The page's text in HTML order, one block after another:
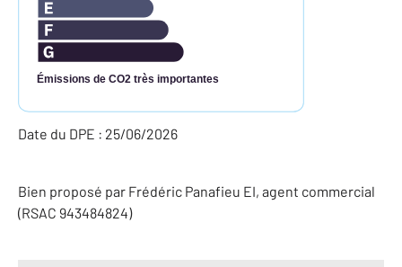
Émissions de CO2 très importantes
Date du DPE : 25/06/2026
Bien proposé par Frédéric Panafieu EI, agent commercial
(RSAC 943484824)